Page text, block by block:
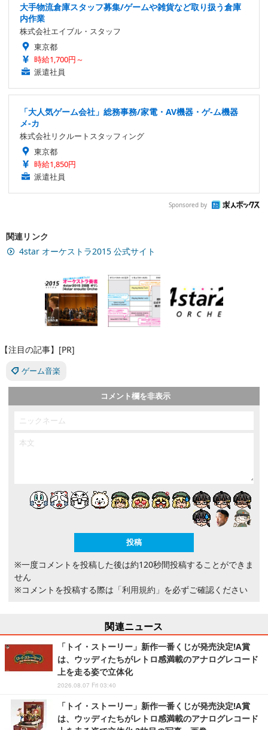
大手物流倉庫スタッフ募集/ゲームや雑貨など取り扱う倉庫
内作業
株式会社エイブル・スタッフ
東京都
時給1,700円～
派遣社員
「大人気ゲーム会社」総務事務/家電・AV機器・ゲ-ム機器
メ-カ
株式会社リクルートスタッフィング
東京都
時給1,850円
派遣社員
Sponsored by
関連リンク
4star オーケストラ2015 公式サイト
【注目の記事】[PR]
ゲーム音楽
コメント欄を非表示
※一度コメントを投稿した後は約120秒間投稿することができま
せん
※コメントを投稿する際は 「利用規約」 を必ずご確認ください
関連ニュース
「トイ・ストーリー」新作一番くじが発売決定!A賞
は、ウッディたちがレトロ感満載のアナログレコード
上を走る姿で立体化
2026.08.07 Fri 03:40
「トイ・ストーリー」新作一番くじが発売決定!A賞
は、ウッディたちがレトロ感満載のアナログレコード